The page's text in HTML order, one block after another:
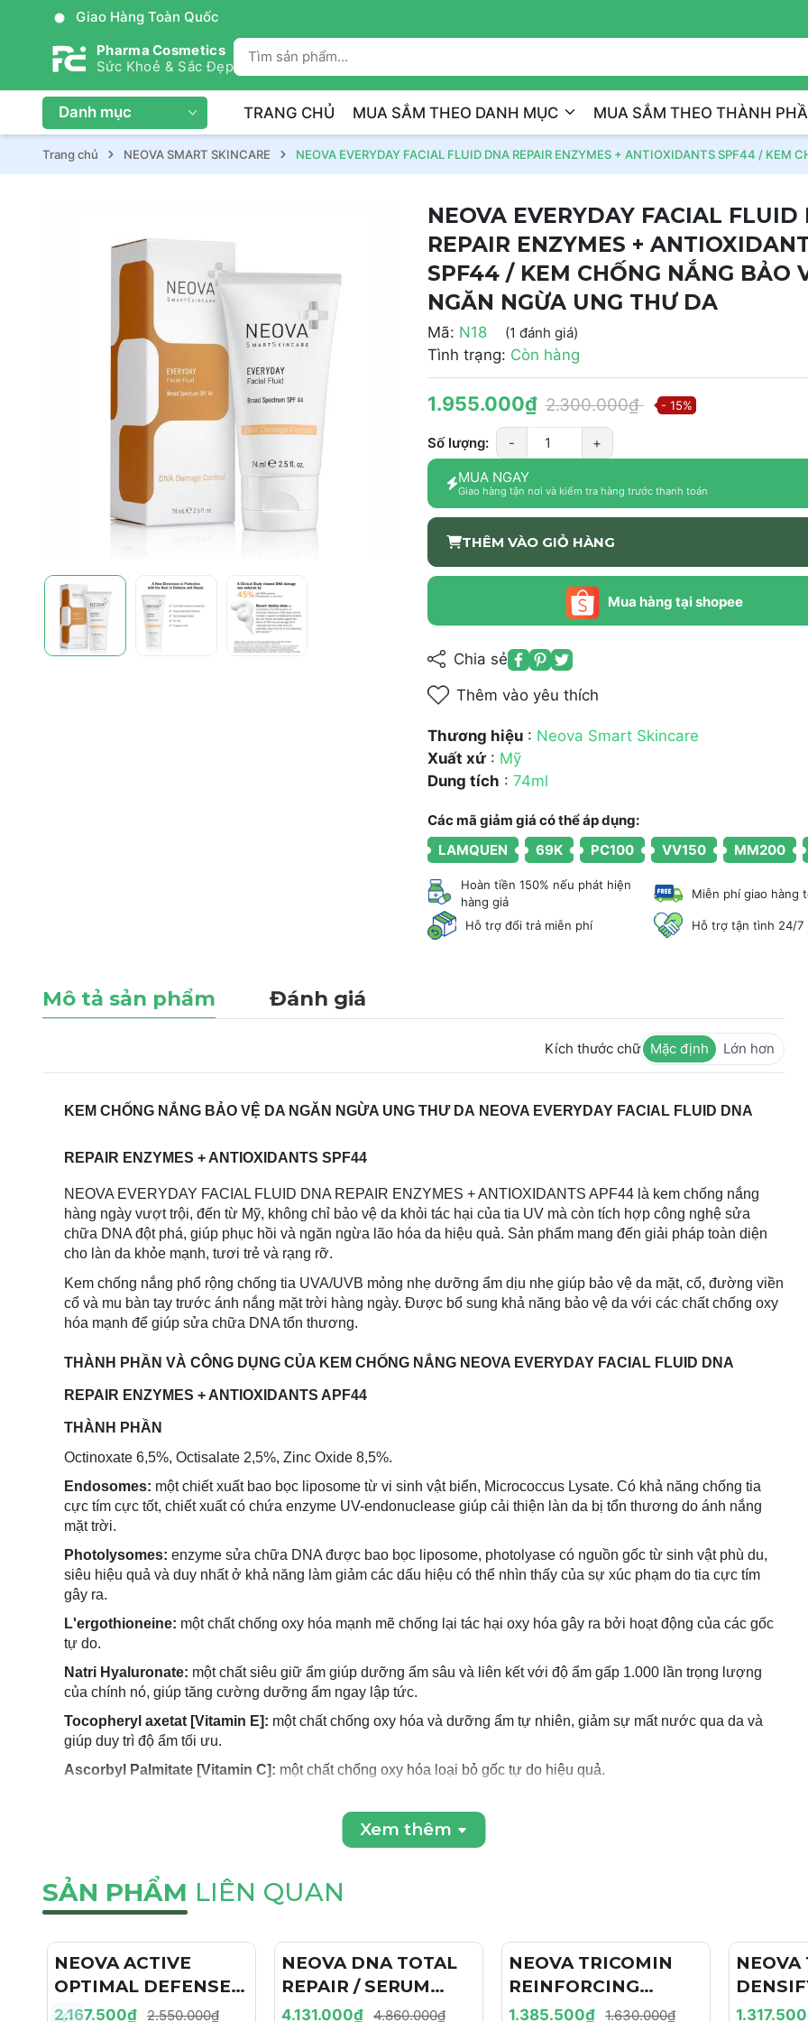
Giao Hàng Toàn Quốc
Pharma Cosmetics
Sức Khoẻ & Sắc Đẹp
Danh mục TRANG CHỦ MUA SẮM THEO DANH MỤC MUA SẮM THEO THÀNH
Trang chủ NEOVA SMART SKINCARE NEOVA EVERYDAY FACIAL FLUID DNA REPAIR ENZYMES + ANTIOXIDANTS SPF44 / KEM
NEOVA EVERYDAY FACIAL FLUID
REPAIR ENZYMES +
SPF44 / KEM CHỐNG NẮNG BẢO
NGĂN NGỪA UNG THƯ DA
Mã: N18 (1 đánh giá)
Tình trạng: Còn hàng
1.955.000₫ 2.300.000₫ - 15%
Số lượng: - +
MUA NGAY
Giao hàng tận nơi và kiểm tra hàng trước thanh toán
THÊM VÀO GIỎ HÀNG
Mua hàng tại shopee
Chia sẻ
Thêm vào yêu thích
Thương hiệu: Neova Smart Skincare
Xuất xứ: Mỹ
Dung tích : 74ml
Các mã giảm giá có thể áp dụng:
LAMQUEN
69K PC100 VV150 MM200
Hoàn tiền 150% nếu phát hiện
hàng giả
Miễn phí giao hàng
Hỗ trợ đổi trả miễn phí Hỗ trợ tận tình 24/7
Mô tả sản phẩm Đánh giá
Kích thước chữ Mặc định Lớn hơn
KEM CHỐNG NẮNG BẢO VỆ DA NGĂN NGỪA UNG THƯ DA NEOVA EVERYDAY FACIAL FLUID DNA
REPAIR ENZYMES + ANTIOXIDANTS SPF44
NEOVA EVERYDAY FACIAL FLUID DNA REPAIR ENZYMES + ANTIOXIDANTS APF44 là kem chống nắng
hàng ngày vượt trội, đến từ Mỹ, không chỉ bảo vệ da khỏi tác hại của tia UV mà còn tích hợp công nghệ sửa
chữa DNA đột phá, giúp phục hồi và ngăn ngừa lão hóa da hiệu quả. Sản phẩm mang đến giải pháp toàn diện
cho làn da khỏe mạnh, tươi trẻ và rạng rỡ.
Kem chống nắng phổ rộng chống tia UVA/UVB mỏng nhẹ dưỡng ẩm dịu nhẹ giúp bảo vệ da mặt, cổ, đường viền
cổ và mu bàn tay trước ánh nắng mặt trời hàng ngày. Được bổ sung khả năng bảo vệ da với các chất chống oxy
hóa mạnh để giúp sửa chữa DNA tổn thương.
THÀNH PHẦN VÀ CÔNG DỤNG CỦA KEM CHỐNG NẮNG NEOVA EVERYDAY FACIAL FLUID DNA
REPAIR ENZYMES + ANTIOXIDANTS APF44
THÀNH PHẦN
Octinoxate 6,5%, Octisalate 2,5%, Zinc Oxide 8,5%.
Endosomes: một chiết xuất bao bọc liposome từ vi sinh vật biển, Micrococcus Lysate. Có khả năng chống tia
cực tím cực tốt, chiết xuất có chứa enzyme UV-endonuclease giúp cải thiện làn da bị tổn thương do ánh nắng
mặt trời.
Photolysomes: enzyme sửa chữa DNA được bao bọc liposome, photolyase có nguồn gốc từ sinh vật phù du,
siêu hiệu quả và duy nhất ở khả năng làm giảm các dấu hiệu có thể nhìn thấy của sự xúc phạm do tia cực tím
gây ra.
L'ergothioneine: một chất chống oxy hóa mạnh mẽ chống lại tác hại oxy hóa gây ra bởi hoạt động của các gốc
tự do.
Natri Hyaluronate: một chất siêu giữ ẩm giúp dưỡng ẩm sâu và liên kết với độ ẩm gấp 1.000 lần trọng lượng
của chính nó, giúp tăng cường dưỡng ẩm ngay lập tức.
Tocopheryl axetat [Vitamin E]: một chất chống oxy hóa và dưỡng ẩm tự nhiên, giảm sự mất nước qua da và
giúp duy trì độ ẩm tối ưu.
Ascorbyl Palmitate [Vitamin C]: một chất chống oxy hóa loại bỏ gốc tự do hiệu quả.
Cyclopentasiloxane, Dimethicone, Micrococcus Lysate, Plankton Extract, Ergothioneine, Ethyl Hexyl
Isononanoate, Glycereth-26, Hydroxyethyl Acryopropamate hydroxyl metylopropamate, Hydroxyethyl Acryopropyl
Phenoxyethanol, Polyether-1, Polyisobutene, Nước tinh khiết, Retinyl Palmitate, Sodium Hyaluronate, Sodium
Hydroxide, Tocopheryl Acetate, Triethoxycaprylylsilane.
Chống nắng phổ rộng với chỉ số SPF 44, bảo vệ da khỏi tác hại của tia UVA và UVB.
Sửa chữa DNA, phục hồi các tổn thương do tia UV gây ra, ngăn ngừa lão hóa sớm.
Xem thêm
SẢN PHẨM LIÊN QUAN
NEOVA ACTIVE
OPTIMAL DEFENSE
DNA REPAIR
2.167.500₫ 2.550.000₫
- 15%
NEOVA DNA TOTAL
REPAIR / SERUM
CHỐNG OXY HÓA,
4.131.000₫ 4.860.000₫
- 15%
NEOVA TRICOMIN
REINFORCING
CONDITIONER / DẦU
1.385.500₫ 1.630.000₫
NEOVA